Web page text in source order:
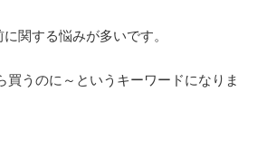
関する悩みが多いです。
買うのに～というキーワードになりま